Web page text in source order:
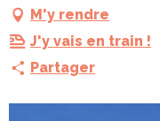
M'y rendre
J'y vais en train !
Partager